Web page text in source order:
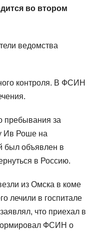
во втором
ведомства
контроля. В ФСИН
пребывания за
Ив Роше на
был объявлен в
в Россию.
из Омска в коме
лечили в госпитале
что приехал в
ФСИН о